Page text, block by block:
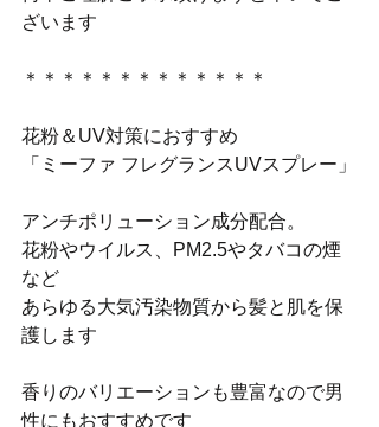
ざいます
＊＊＊＊＊＊＊＊＊＊＊＊＊
花粉＆UV対策におすすめ
「ミーファ フレグランスUVスプレー」
アンチポリューション成分配合。
花粉やウイルス、PM2.5やタバコの煙
など
あらゆる大気汚染物質から髪と肌を保
護します
香りのバリエーションも豊富なので男
性にもおすすめです